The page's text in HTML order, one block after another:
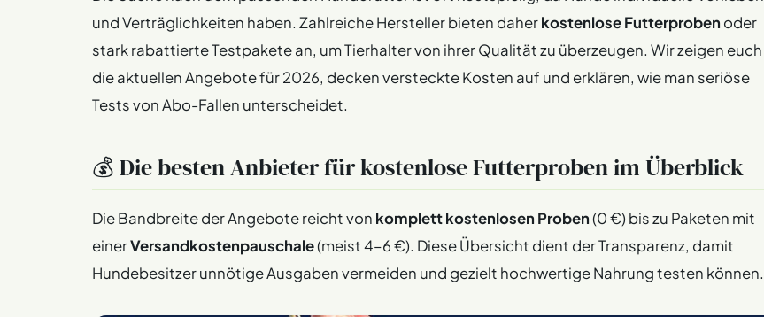
und Verträglichkeiten haben. Zahlreiche Hersteller bieten daherkostenlose Futterprobenoder
stark rabattierte Testpakete an, um Tierhalter von ihrer Qualität zu überzeugen. Wir zeigen euch
die aktuellen Angebote für 2026, decken versteckte Kosten auf und erklären, wie man seriöse
Tests von Abo-Fallen unterscheidet.
💰 Die besten Anbieter für kostenlose Futterproben im Überblick
Die Bandbreite der Angebote reicht von komplett kostenlosen Proben(0 €) bis zu Paketen mit
einerVersandkostenpauschale(meist 4–6 €). Diese Übersicht dient der Transparenz, damit
Hundebesitzer unnötige Ausgaben vermeiden und gezielt hochwertige Nahrung testen können.